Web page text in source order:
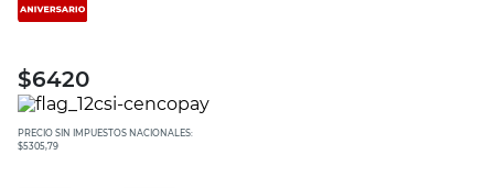
$6420
PRECIO SIN IMPUESTOS NACIONALES:
$5305,79